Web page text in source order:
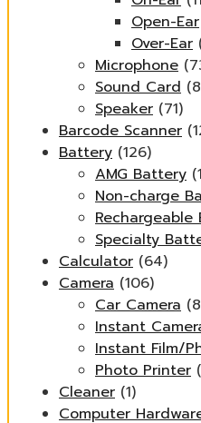
Open-Ear
Over-Ear
Microphone
Sound Card
Speaker (71)
Barcode Scanner
Battery (126)
AMG Battery
Non-charge
Rechargeable
Specialty
Calculator (64)
Camera (106)
Car Camera
Instant
Instant Film/
Photo Printer
Cleaner (1)
Computer